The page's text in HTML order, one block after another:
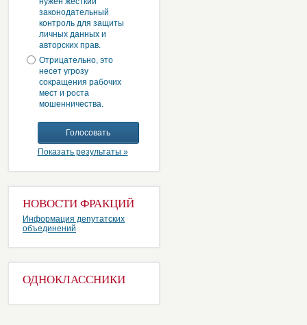
законодательный
контроль для защиты
личных данных и
авторских прав.
Отрицательно, это
несет угрозу
сокращения рабочих
мест и роста
мошенничества.
Показать результаты »
НОВОСТИ ФРАКЦИЙ
Информация депутатских
объединений
ОДНОКЛАССНИКИ